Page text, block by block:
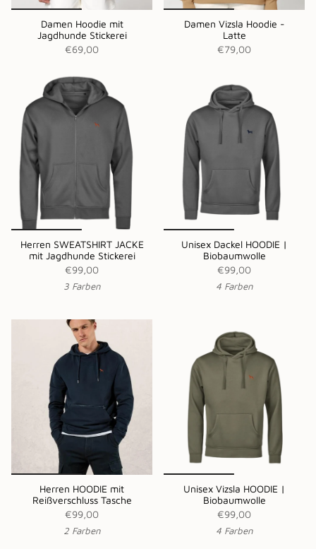
Damen Hoodie mit
Jagdhunde Stickerei
€69,00
Damen Vizsla Hoodie -
Latte
€79,00
Herren SWEATSHIRT JACKE
mit Jagdhunde Stickerei
€99,00
3 Farben
Unisex Dackel HOODIE |
Biobaumwolle
€99,00
4 Farben
Herren HOODIE mit
Reißverschluss Tasche
€99,00
2 Farben
Unisex Vizsla HOODIE |
Biobaumwolle
€99,00
4 Farben